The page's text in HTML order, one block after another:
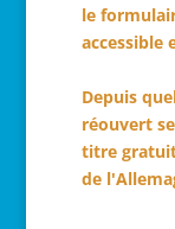
le
accessible
Depuis
réouvert
titre
de